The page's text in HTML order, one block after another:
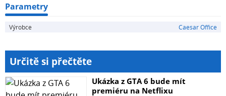
Parametry
Výrobce Caesar Office
Určitě si přečtěte
Ukázka z GTA 6 bude mít
premiéru na Netflixu